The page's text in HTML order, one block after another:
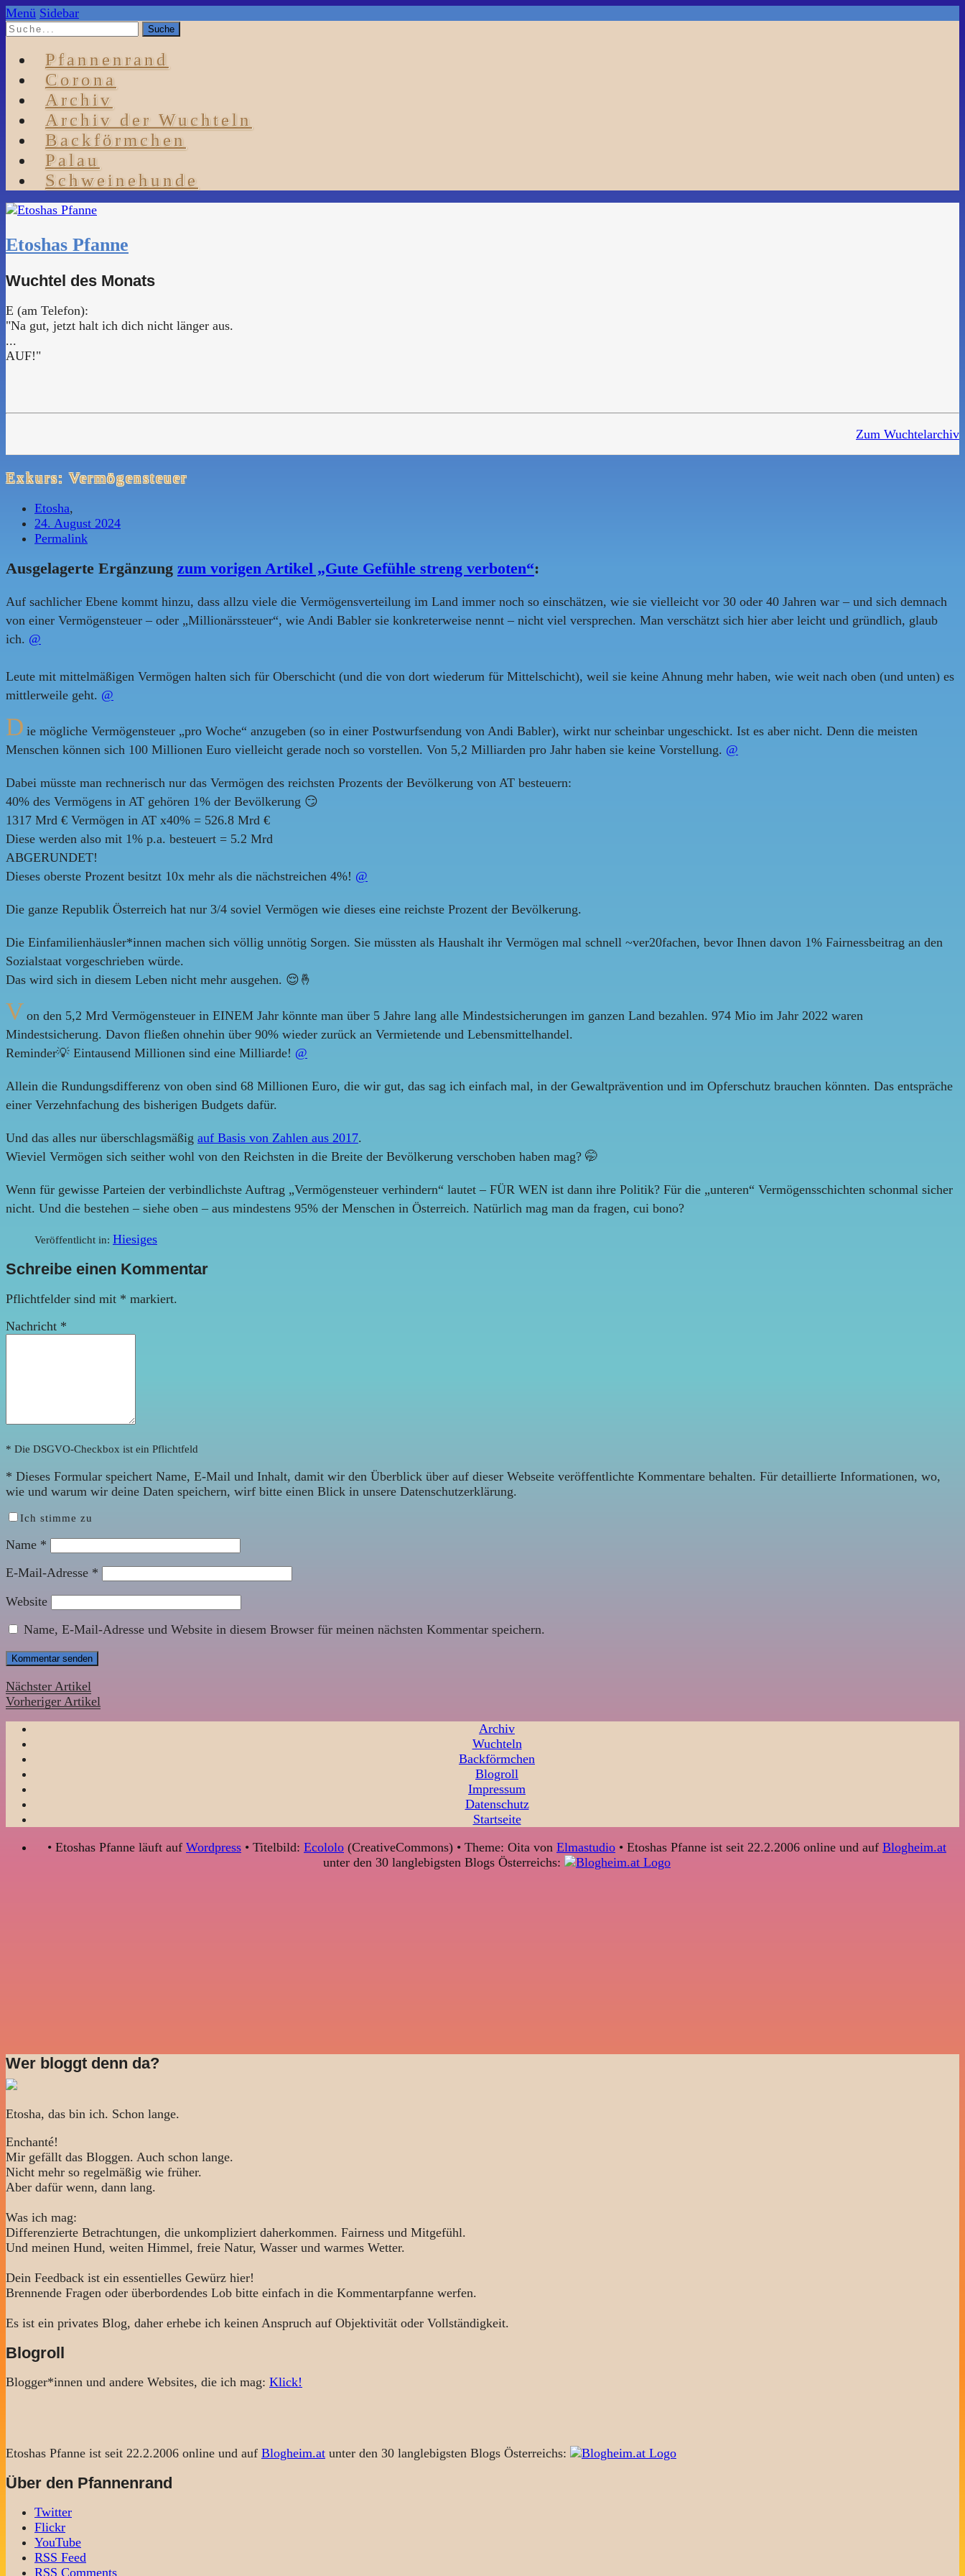
Menü Sidebar
Pfannenrand
Corona
Archiv
Archiv der Wuchteln
Backförmchen
Palau
Schweinehunde
Etoshas Pfanne
Wuchtel des Monats
E (am Telefon):
"Na gut, jetzt halt ich dich nicht länger aus.
...
AUF!"
Zum Wuchtelarchiv
Exkurs: Vermögensteuer
Etosha,
24. August 2024
Permalink
Ausgelagerte Ergänzung zum vorigen Artikel „Gute Gefühle streng verboten“:
Auf sachlicher Ebene kommt hinzu, dass allzu viele die Vermögensverteilung im Land immer noch so einschätzen, wie sie vielleicht vor 30 oder 40 Jahren war – und sich demnach
von einer Vermögensteuer – oder „Millionärssteuer“, wie Andi Babler sie konkreterweise nennt – nicht viel versprechen. Man verschätzt sich hier aber leicht und gründlich, glaub
ich. @
Leute mit mittelmäßigen Vermögen halten sich für Oberschicht (und die von dort wiederum für Mittelschicht), weil sie keine Ahnung mehr haben, wie weit nach oben (und unten) es
mittlerweile geht. @
D ie mögliche Vermögensteuer „pro Woche“ anzugeben (so in einer Postwurfsendung von Andi Babler), wirkt nur scheinbar ungeschickt. Ist es aber nicht. Denn die meisten
Menschen können sich 100 Millionen Euro vielleicht gerade noch so vorstellen. Von 5,2 Milliarden pro Jahr haben sie keine Vorstellung. @
Dabei müsste man rechnerisch nur das Vermögen des reichsten Prozents der Bevölkerung von AT besteuern:
40% des Vermögens in AT gehören 1% der Bevölkerung 😏
1317 Mrd € Vermögen in AT x40% = 526.8 Mrd €
Diese werden also mit 1% p.a. besteuert = 5.2 Mrd
ABGERUNDET!
Dieses oberste Prozent besitzt 10x mehr als die nächstreichen 4%! @
Die ganze Republik Österreich hat nur 3/4 soviel Vermögen wie dieses eine reichste Prozent der Bevölkerung.
Die Einfamilienhäusler*innen machen sich völlig unnötig Sorgen. Sie müssten als Haushalt ihr Vermögen mal schnell ~ver20fachen, bevor Ihnen davon 1% Fairnessbeitrag an den
Sozialstaat vorgeschrieben würde.
Das wird sich in diesem Leben nicht mehr ausgehen. 😌🤞
V on den 5,2 Mrd Vermögensteuer in EINEM Jahr könnte man über 5 Jahre lang alle Mindestsicherungen im ganzen Land bezahlen. 974 Mio im Jahr 2022 waren
Mindestsicherung. Davon fließen ohnehin über 90% wieder zurück an Vermietende und Lebensmittelhandel.
Reminder💡 Eintausend Millionen sind eine Milliarde! @
Allein die Rundungsdifferenz von oben sind 68 Millionen Euro, die wir gut, das sag ich einfach mal, in der Gewaltprävention und im Opferschutz brauchen könnten. Das entspräche
einer Verzehnfachung des bisherigen Budgets dafür.
Und das alles nur überschlagsmäßig auf Basis von Zahlen aus 2017.
Wieviel Vermögen sich seither wohl von den Reichsten in die Breite der Bevölkerung verschoben haben mag? 🤭
Wenn für gewisse Parteien der verbindlichste Auftrag „Vermögensteuer verhindern“ lautet – FÜR WEN ist dann ihre Politik? Für die „unteren“ Vermögensschichten schonmal sicher
nicht. Und die bestehen – siehe oben – aus mindestens 95% der Menschen in Österreich. Natürlich mag man da fragen, cui bono?
Veröffentlicht in: Hiesiges
Schreibe einen Kommentar
Pflichtfelder sind mit * markiert.
Nachricht *
* Die DSGVO-Checkbox ist ein Pflichtfeld
* Dieses Formular speichert Name, E-Mail und Inhalt, damit wir den Überblick über auf dieser Webseite veröffentlichte Kommentare behalten. Für detaillierte Informationen, wo,
wie und warum wir deine Daten speichern, wirf bitte einen Blick in unsere Datenschutzerklärung.
Ich stimme zu
Name *
E-Mail-Adresse *
Website
Name, E-Mail-Adresse und Website in diesem Browser für meinen nächsten Kommentar speichern.
Nächster Artikel
Vorheriger Artikel
Archiv
Wuchteln
Backförmchen
Blogroll
Impressum
Datenschutz
Startseite
• Etoshas Pfanne läuft auf Wordpress • Titelbild: Ecololo (CreativeCommons) • Theme: Oita von Elmastudio • Etoshas Pfanne ist seit 22.2.2006 online und auf Blogheim.at
unter den 30 langlebigsten Blogs Österreichs:
Wer bloggt denn da?
Etosha, das bin ich. Schon lange.
Enchanté!
Mir gefällt das Bloggen. Auch schon lange.
Nicht mehr so regelmäßig wie früher.
Aber dafür wenn, dann lang.
Was ich mag:
Differenzierte Betrachtungen, die unkompliziert daherkommen. Fairness und Mitgefühl.
Und meinen Hund, weiten Himmel, freie Natur, Wasser und warmes Wetter.
Dein Feedback ist ein essentielles Gewürz hier!
Brennende Fragen oder überbordendes Lob bitte einfach in die Kommentarpfanne werfen.
Es ist ein privates Blog, daher erhebe ich keinen Anspruch auf Objektivität oder Vollständigkeit.
Blogroll
Blogger*innen und andere Websites, die ich mag: Klick!
Etoshas Pfanne ist seit 22.2.2006 online und auf Blogheim.at unter den 30 langlebigsten Blogs Österreichs:
Über den Pfannenrand
Twitter
Flickr
YouTube
RSS Feed
RSS Comments